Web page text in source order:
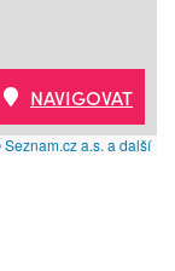
a.s. a další
NAVIGOVAT